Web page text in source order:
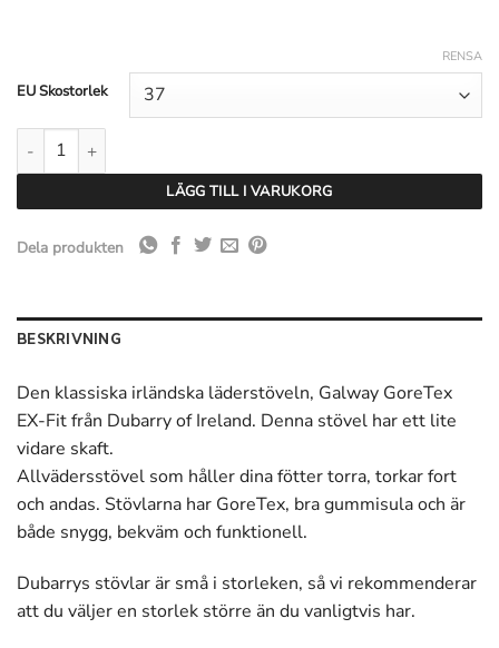
EU Skostorlek
RENSA
Dubarry Galway Ex-Fit - Walnöt mängd
LÄGG TILL I VARUKORG
Dela produkten
BESKRIVNING
Den klassiska irländska läderstöveln, Galway GoreTex
EX-Fit från Dubarry of Ireland. Denna stövel har ett lite
vidare skaft.
Allvädersstövel som håller dina fötter torra, torkar fort
och andas. Stövlarna har GoreTex, bra gummisula och är
både snygg, bekväm och funktionell.
Dubarrys stövlar är små i storleken, så vi rekommenderar
att du väljer en storlek större än du vanligtvis har.